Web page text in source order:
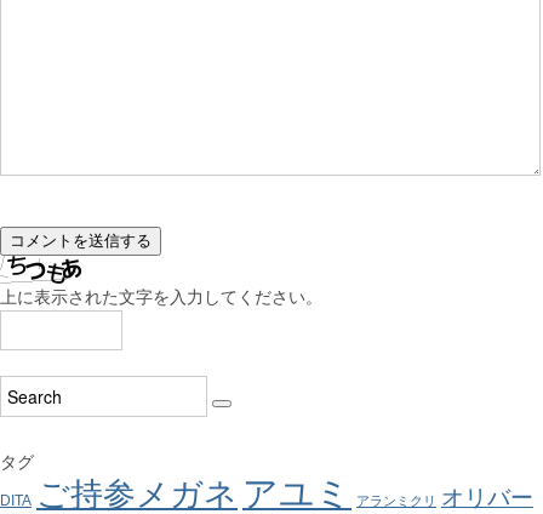
上に表示された文字を入力してください。
タグ
DITA ご持参メガネ アユミ アランミクリ
オリバー